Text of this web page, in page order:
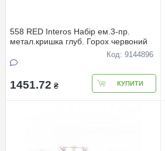
558 RED Interos Набір ем.3-пр.
метал.кришка глуб. Горох червоний
Код: 9144896
1451.72 ₴ КУПИТИ